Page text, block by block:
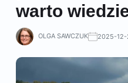
warto
OLGA SAWCZUK 2025-12-